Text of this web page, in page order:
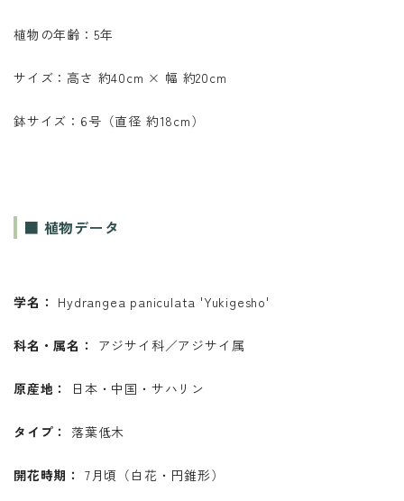
植物の年齢：5年
サイズ：高さ 約40cm × 幅 約20cm
鉢サイズ：6号（直径 約18cm）
■ 植物データ
学名： Hydrangea paniculata 'Yukigesho'
科名・属名： アジサイ科／アジサイ属
原産地： 日本・中国・サハリン
タイプ： 落葉低木
開花時期： 7月頃（白花・円錐形）